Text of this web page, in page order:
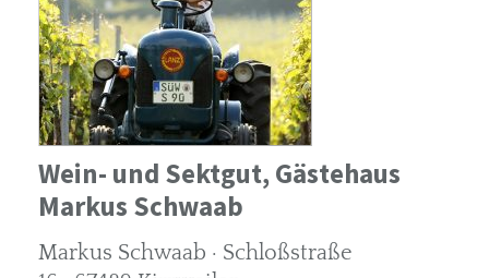
Wein- und Sektgut, Gästehaus
Markus Schwaab
Markus Schwaab · Schloßstraße